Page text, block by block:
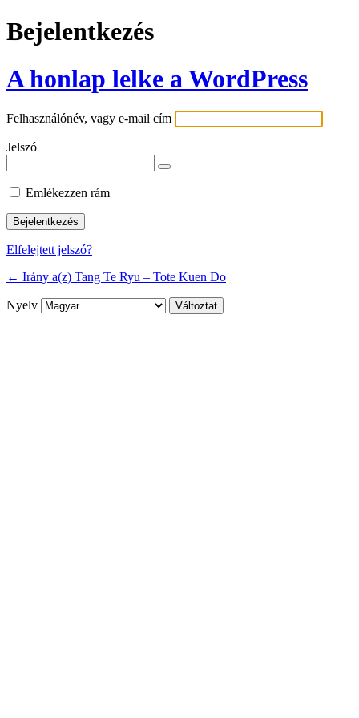
Bejelentkezés
A honlap lelke a WordPress
Felhasználónév, vagy e-mail cím
Jelszó
Emlékezzen rám
Elfelejtett jelszó?
← Irány a(z) Tang Te Ryu – Tote Kuen Do
Nyelv